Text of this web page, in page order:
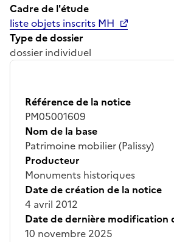
Cadre de l'étude
liste objets inscrits MH
Type de dossier
dossier individuel
Référence de la notice
PM05001609
Nom de la base
Patrimoine mobilier (Palissy)
Producteur
Monuments historiques
Date de création de la notice
4 avril 2012
Date de dernière modification
10 novembre 2025